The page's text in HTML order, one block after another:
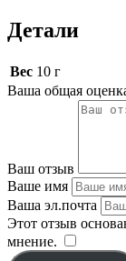
Детали
Вес 10 г
Ваша общая
Ваш отзыв
Ваше имя
Ваша эл.почта
Этот отзыв
мнение.